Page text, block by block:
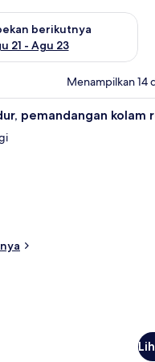
16
berikutnya
21 - Agu 23
untuk akhir pekan
Menampilkan 14
brankas, dan meja kerja
premium, minibar, brankas,
Suite, 1 kamar
pemandangan kolam